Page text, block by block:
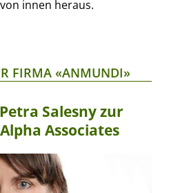
innen heraus.
FIRMA «ANMUNDI»
Salesny zur
Associates